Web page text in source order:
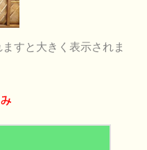
すと大きく表示されま